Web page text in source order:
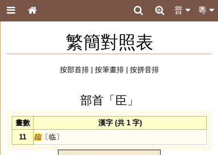
粵
普
繁簡對照表
按部首排| 按筆畫排| 按拼音排
部首「臣」
畫數
漢字 (共 1 字)
11
臨〔临〕